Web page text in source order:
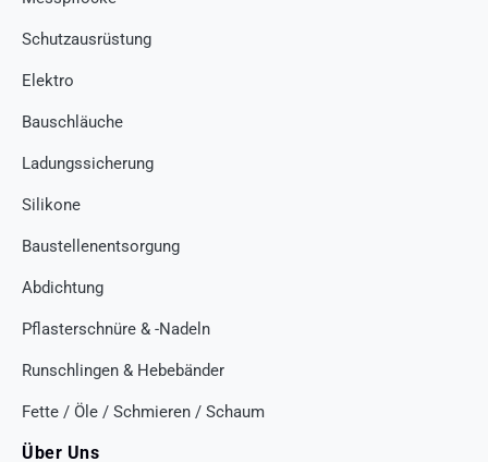
Schutzausrüstung
Elektro
Bauschläuche
Ladungssicherung
Silikone
Baustellenentsorgung
Abdichtung
Pflasterschnüre & -Nadeln
Runschlingen & Hebebänder
Fette / Öle / Schmieren / Schaum
Über Uns